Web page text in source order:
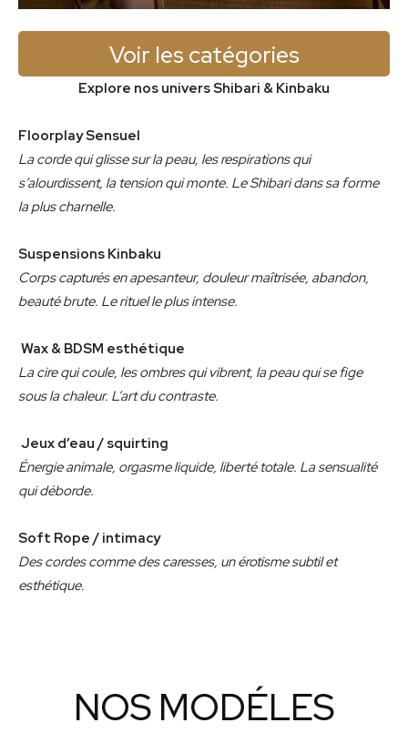
Voir les catégories
Explore nos univers Shibari & Kinbaku
Floorplay Sensuel
La corde qui glisse sur la peau, les respirations qui
s’alourdissent, la tension qui monte. Le Shibari dans sa forme
la plus charnelle.
Suspensions Kinbaku
Corps capturés en apesanteur, douleur maîtrisée, abandon,
beauté brute. Le rituel le plus intense.
Wax & BDSM esthétique
La cire qui coule, les ombres qui vibrent, la peau qui se fige
sous la chaleur. L’art du contraste.
Jeux d’eau / squirting
Énergie animale, orgasme liquide, liberté totale. La sensualité
qui déborde.
Soft Rope / intimacy
Des cordes comme des caresses, un érotisme subtil et
esthétique.
NOS MODÉLES